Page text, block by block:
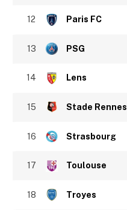
12 Paris FC
13 PSG
14 Lens
15 Stade Rennes
16 Strasbourg
17 Toulouse
18 Troyes